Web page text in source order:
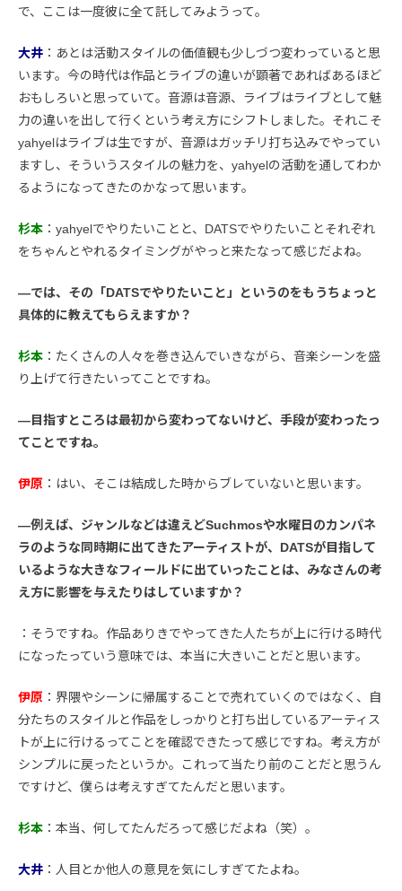
で、ここは一度彼に全て託してみようって。
大井 ：あとは活動スタイルの価値観も少しづつ変わっていると思
います。今の時代は作品とライブの違いが顕著であればあるほど
おもしろいと思っていて。音源は音源、ライブはライブとして魅
力の違いを出して行くという考え方にシフトしました。それこそ
yahyelはライブは生ですが、音源はガッチリ打ち込みでやってい
ますし、そういうスタイルの魅力を、yahyelの活動を通してわか
るようになってきたのかなって思います。
杉本 ：yahyelでやりたいことと、DATSでやりたいことそれぞれ
をちゃんとやれるタイミングがやっと来たなって感じだよね。
―では、その「DATSでやりたいこと」というのをもうちょっと
具体的に教えてもらえますか？
杉本 ：たくさんの人々を巻き込んでいきながら、音楽シーンを盛
り上げて行きたいってことですね。
―目指すところは最初から変わってないけど、手段が変わったっ
てことですね。
伊原 ：はい、そこは結成した時からブレていないと思います。
―例えば、ジャンルなどは違えどSuchmosや水曜日のカンパネ
ラのような同時期に出てきたアーティストが、DATSが目指して
いるような大きなフィールドに出ていったことは、みなさんの考
え方に影響を与えたりはしていますか？
：そうですね。作品ありきでやってきた人たちが上に行ける時代
になったっていう意味では、本当に大きいことだと思います。
伊原 ：界隈やシーンに帰属することで売れていくのではなく、自
分たちのスタイルと作品をしっかりと打ち出しているアーティス
トが上に行けるってことを確認できたって感じですね。考え方が
シンプルに戻ったというか。これって当たり前のことだと思うん
ですけど、僕らは考えすぎてたんだと思います。
杉本 ：本当、何してたんだろって感じだよね（笑）。
大井 ：人目とか他人の意見を気にしすぎてたよね。